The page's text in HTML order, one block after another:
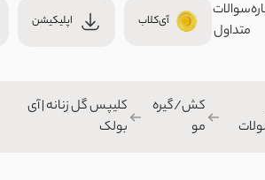
شلوار بگ/نیم بگ/واید
سوالات
متداول
آی‌کلاب اپلیکیشن
کش/گیره
مو
کلیپس گل زنانه | آی
بولک